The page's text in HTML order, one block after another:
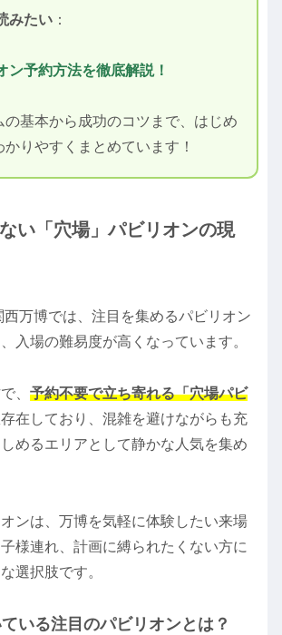
みたい ：
ン予約方法を徹底解説！
の基本から成功のコツまで、はじめ
りやすくまとめています！
い「穴場」パビリオンの現
万博では、注目を集めるパビリオン
入場の難易度が高くなっています。
、 予約不要で立ち寄れる「穴場パビ
在しており、混雑を避けながらも充
めるエリアとして静かな人気を集め
ンは、万博を気軽に体験したい来場
様連れ、計画に縛られたくない方に
選択肢です。
いる注目のパビリオンとは？